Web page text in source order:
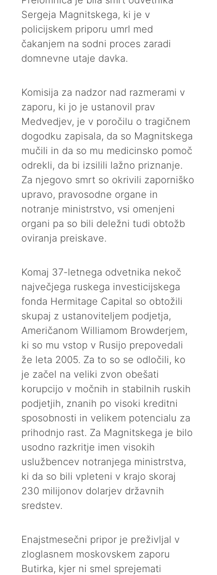
Sergeja Magnitskega, ki je v
policijskem priporu umrl med
čakanjem na sodni proces zaradi
domnevne utaje davka.
Komisija za nadzor nad razmerami v
zaporu, ki jo je ustanovil prav
Medvedjev, je v poročilu o tragičnem
dogodku zapisala, da so Magnitskega
mučili in da so mu medicinsko pomoč
odrekli, da bi izsilili lažno priznanje.
Za njegovo smrt so okrivili zaporniško
upravo, pravosodne organe in
notranje ministrstvo, vsi omenjeni
organi pa so bili deležni tudi obtožb
oviranja preiskave.
Komaj 37-letnega odvetnika nekoč
največjega ruskega investicijskega
fonda Hermitage Capital so obtožili
skupaj z ustanoviteljem podjetja,
Američanom Williamom Browderjem,
ki so mu vstop v Rusijo prepovedali
že leta 2005. Za to so se odločili, ko
je začel na veliki zvon obešati
korupcijo v močnih in stabilnih ruskih
podjetjih, znanih po visoki kreditni
sposobnosti in velikem potencialu za
prihodnjo rast. Za Magnitskega je bilo
usodno razkritje imen visokih
uslužbencev notranjega ministrstva,
ki da so bili vpleteni v krajo skoraj
230 milijonov dolarjev državnih
sredstev.
Enajstmesečni pripor je preživljal v
zloglasnem moskovskem zaporu
Butirka, kjer ni smel sprejemati